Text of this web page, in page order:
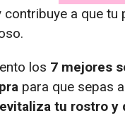
a que
los 7 mejores
para que sepas
tu rostro y